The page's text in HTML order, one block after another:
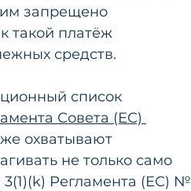
запрещено
такой платёж
средств.
список
Совета (ЕС)
охватывают
не только само
3(1)(k) Регламента (ЕС) №